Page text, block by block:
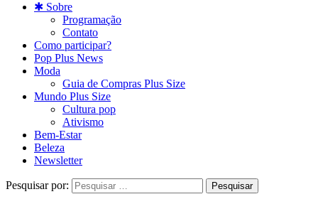
✱ Sobre
Programação
Contato
Como participar?
Pop Plus News
Moda
Guia de Compras Plus Size
Mundo Plus Size
Cultura pop
Ativismo
Bem-Estar
Beleza
Newsletter
Pesquisar por: